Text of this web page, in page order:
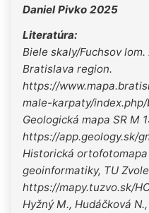
Daniel Pivko 2025
Literatúra:
Biele skaly/Fuchsov
Bratislava region.
https://
male-karpaty/
Geologická mapa SR M
https://app.geology.sk/
Historická
geoinformatiky, TU
https://mapy.tuzvo.sk/
Hyžný M., Hudáčková